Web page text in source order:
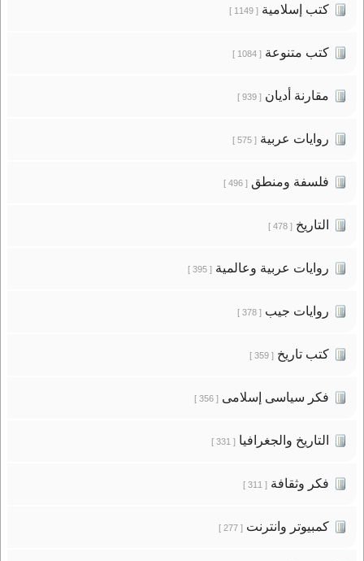
كتب إسلامية[ 1149 ]
كتب متنوعة[ 1084 ]
مقارنة أديان[ 939 ]
روايات عربية[ 575 ]
فلسفة ومنطق[ 496 ]
التاريخ[ 478 ]
روايات عربية وعالمية[ 395 ]
روايات جيب[ 378 ]
كتب تاريخ[ 359 ]
فكر سياسى إسلامى[ 356 ]
التاريخ والجغرافيا[ 331 ]
فكر وثقافة[ 311 ]
كمبيوتر وانترنت[ 277 ]